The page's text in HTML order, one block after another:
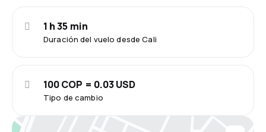
Duración del vuelo desde Cali
1 h 35 min
Tipo de cambio
100 COP = 0.03 USD